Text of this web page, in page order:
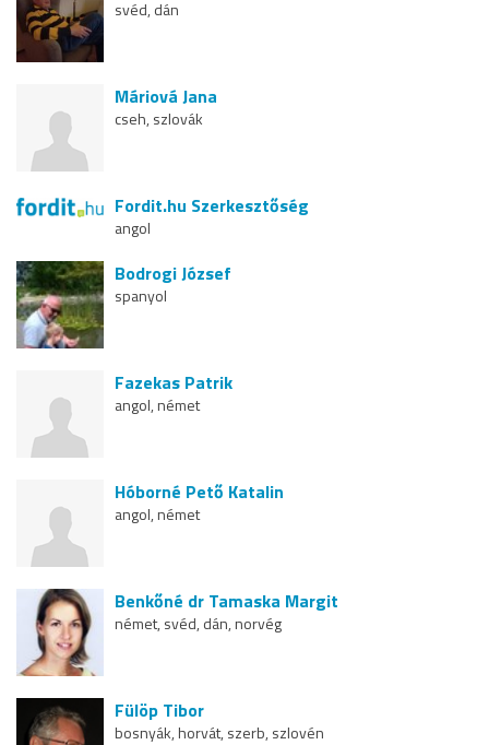
svéd, dán
Máriová Jana
cseh, szlovák
Fordit.hu Szerkesztőség
angol
Bodrogi József
spanyol
Fazekas Patrik
angol, német
Hóborné Pető Katalin
angol, német
Benkőné dr Tamaska Margit
német, svéd, dán, norvég
Fülöp Tibor
bosnyák, horvát, szerb, szlovén